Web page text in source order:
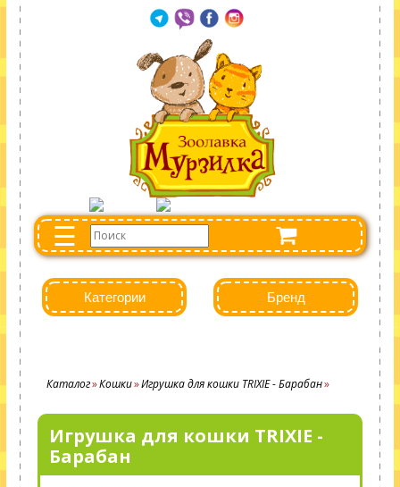
☰
Категории Бренд
Каталог Кошки Игрушка для кошки TRIXIE - Барабан
Игрушка для кошки TRIXIE -
Барабан